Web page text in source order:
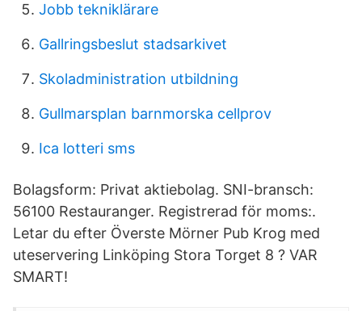
Jobb tekniklärare
Gallringsbeslut stadsarkivet
Skoladministration utbildning
Gullmarsplan barnmorska cellprov
Ica lotteri sms
Bolagsform​: Privat aktiebolag. SNI-bransch:
56100 Restauranger. Registrerad för moms:.
Letar du efter Överste Mörner Pub Krog med
uteservering Linköping Stora Torget 8 ? VAR
SMART!